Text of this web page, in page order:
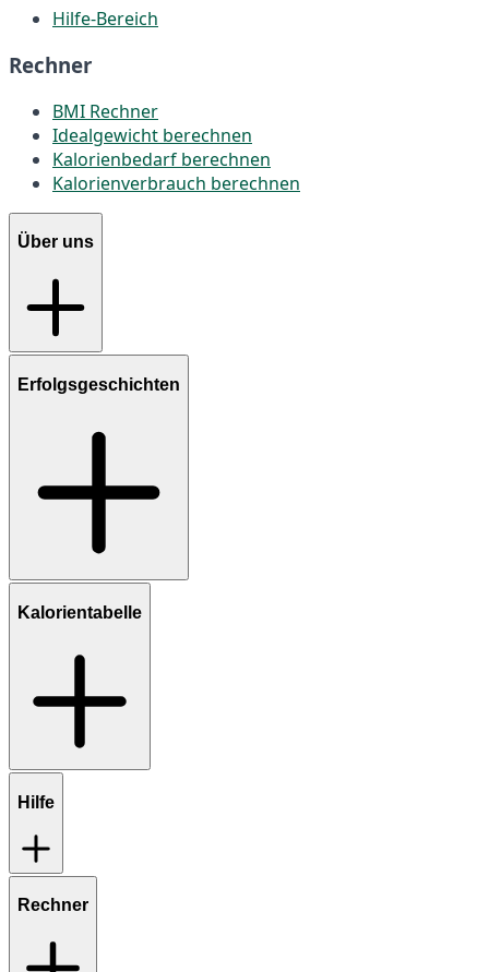
Hilfe-Bereich
Rechner
BMI Rechner
Idealgewicht berechnen
Kalorienbedarf berechnen
Kalorienverbrauch berechnen
Über uns
Erfolgsgeschichten
Kalorientabelle
Hilfe
Rechner